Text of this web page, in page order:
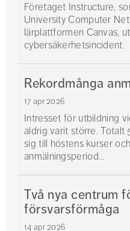
Företaget Instructure,
University Computer
lärplattformen Canvas,
cybersäkerhetsincident.
Rekordmånga
17 apr 2026
Intresset för utbildning
aldrig varit större. Totalt
sig till höstens kurser
anmälningsperiod...
Två nya centrum
försvarsförmåga
14 apr 2026